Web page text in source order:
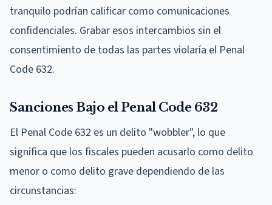
tranquilo podrían calificar como comunicaciones
confidenciales. Grabar esos intercambios sin el
consentimiento de todas las partes violaría el Penal
Code 632.
Sanciones Bajo el Penal Code 632
El Penal Code 632 es un delito "wobbler", lo que
significa que los fiscales pueden acusarlo como delito
menor o como delito grave dependiendo de las
circunstancias: